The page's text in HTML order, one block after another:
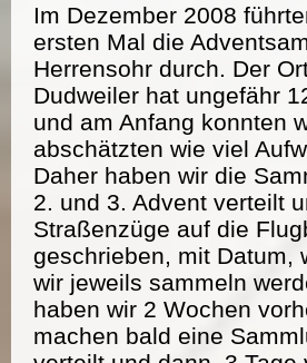
Im Dezember 2008
ersten Mal die
Herrensohr durch. Der
Dudweiler hat ungefähr
und am Anfang konnten
abschätzten wie viel
Daher haben wir die
2. und 3. Advent verteilt
Straßenzüge auf die
geschrieben, mit Datum,
wir jeweils sammeln
haben wir 2 Wochen
machen bald eine